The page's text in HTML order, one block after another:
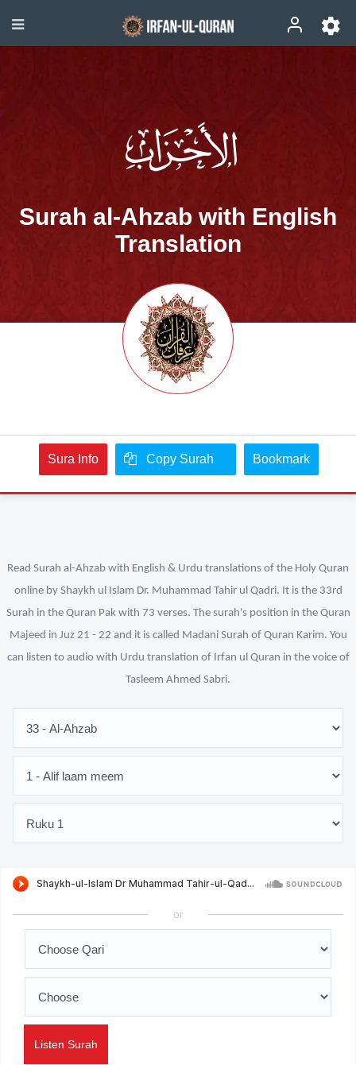
Surah al-Ahzab with English
Translation
Sura Info Copy Surah Bookmark
Read Surah al-Ahzab with English & Urdu translations of the Holy Quran
online by Shaykh ul Islam Dr. Muhammad Tahir ul Qadri. It is the 33rd
Surah in the Quran Pak with 73 verses. The surah's position in the Quran
Majeed in Juz 21 - 22 and it is called Madani Surah of Quran Karim. You
can listen to audio with Urdu translation of Irfan ul Quran in the voice of
Tasleem Ahmed Sabri.
or
Listen Surah